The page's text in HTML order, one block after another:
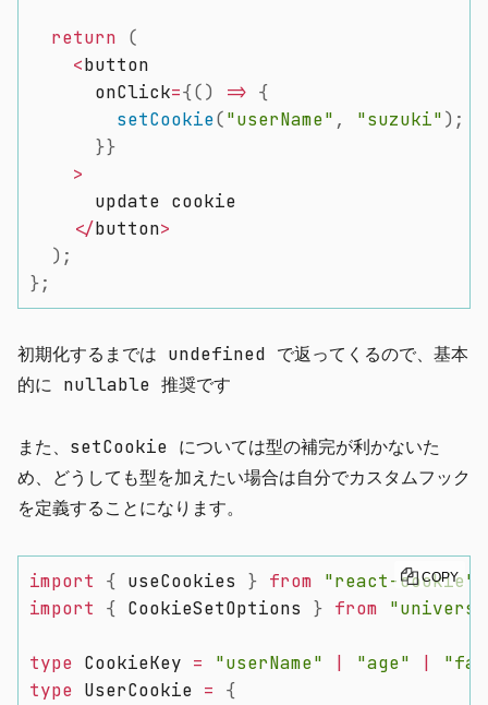
return
(
<button
      onClick
={() => {
setCookie("userName" , "suzuki") ;
}}
>
      update cookie
</button>
) ;
};
初期化するまでは undefined で返ってくるので、基本
的に nullable 推奨です
また、setCookie については型の補完が利かないた
め、どうしても型を加えたい場合は自分でカスタムフック
を定義することになります。
import { useCookies } from "react-cookie"
import
{ CookieSetOptions } from
type CookieKey = "userName" "age"
type UserCookie =
{
COPY